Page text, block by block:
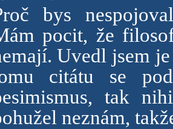
bys
pocit, že
Uvedl jsem
citátu se
tak
neznám,